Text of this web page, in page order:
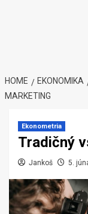
HOME EKONOMIKA
MARKETING
Ekonometria
Tradičný
Jankoš 5.